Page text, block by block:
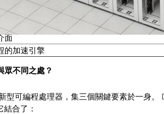
，高效能及軟體可編程的多核 CPU
面
的加速引擎
眾不同之處？
型可編程處理器，集三個關鍵要素於一身
合了：